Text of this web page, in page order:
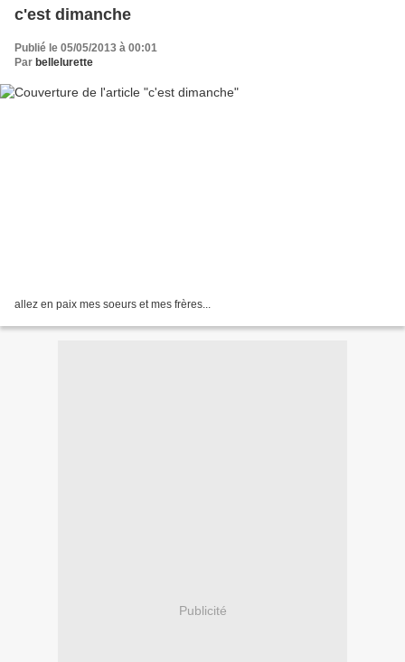
c'est dimanche
Publié le 05/05/2013 à 00:01
Par bellelurette
allez en paix mes soeurs et mes frères...
Publicité